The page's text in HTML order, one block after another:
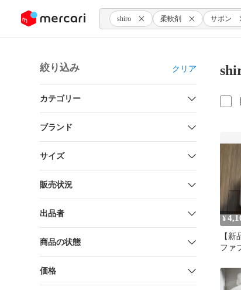
ツにスキップ shiro 柔軟剤 サボン
絞り込み クリア
カテゴリー
ブランド
サイズ
販売状況
出品者
商品の状態
価格
¥
【
ファ